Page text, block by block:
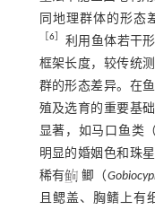
同地理群体的形态
［6］ 利用鱼体若干
框架长度，较传统
群的形态差异。在
殖及选育的重要基础
显著，如马口鱼类
明显的婚姻色和珠
稀有
鲫（
且鳃盖、胸鳍上有